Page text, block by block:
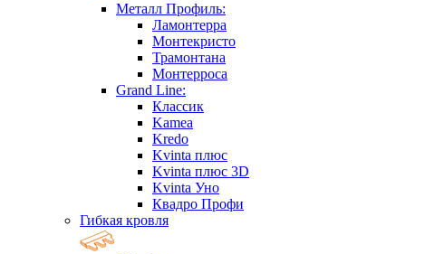
Металл Профиль:
Ламонтерра
Монтекристо
Трамонтана
Монтерроса
Grand Line:
Классик
Kamea
Kredo
Kvinta плюс
Kvinta плюс 3D
Kvinta Уно
Квадро Профи
Гибкая кровля